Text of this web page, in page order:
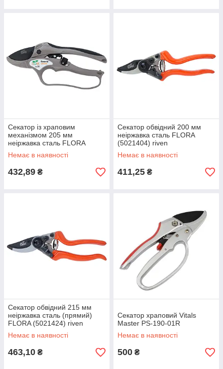
Секатор із храповим
механізмом 205 мм
неіржавка сталь FLORA
(5021344) riven
Немає в наявності
432,89 ₴
Секатор обвідний 200 мм
неіржавка сталь FLORA
(5021404) riven
Немає в наявності
411,25 ₴
Секатор обвідний 215 мм
неіржавка сталь (прямий)
FLORA (5021424) riven
Немає в наявності
463,10 ₴
Секатор храповий Vitals
Master PS-190-01R
Немає в наявності
500 ₴